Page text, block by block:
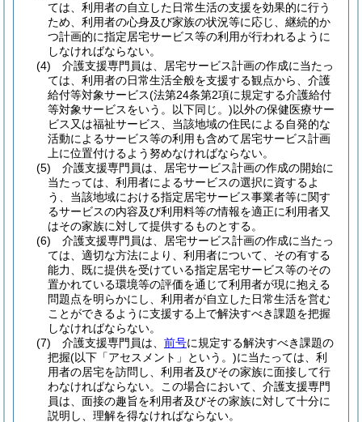
ては、利用者の自立した日常生活の支援を効果的に行う
ため、利用者の心身及び家族の状況等に応じ、継続的か
つ計画的に指定居宅サービス等の利用が行われるように
しなければならない。
(4)
介護支援専門員は、居宅サービス計画の作成に当たっ
ては、利用者の日常生活全般を支援する観点から、介護
給付等対象サービス(法第24条第2項に規定する介護給付
等対象サービスをいう。以下同じ。)以外の保健医療サー
ビス又は福祉サービス、当該地域の住民による自発的な
活動によるサービス等の利用も含めて居宅サービス計画
上に位置付けるよう努めなければならない。
(5)
介護支援専門員は、居宅サービス計画の作成の開始に
当たっては、利用者によるサービスの選択に資するよ
う、当該地域における指定居宅サービス事業者等に関す
るサービスの内容及び利用料等の情報を適正に利用者又
はその家族に対して提供するものとする。
(6)
介護支援専門員は、居宅サービス計画の作成に当たっ
ては、適切な方法により、利用者について、その有する
能力、既に提供を受けている指定居宅サービス等のその
置かれている環境等の評価を通じて利用者が現に抱える
問題点を明らかにし、利用者が自立した日常生活を営む
ことができるように支援する上で解決すべき課題を把握
しなければならない。
(7)
介護支援専門員は、 前号に規定する解決すべき課題の
把握(以下「アセスメント」という。)に当たっては、利
用者の居宅を訪問し、利用者及びその家族に面接して行
わなければならない。
この場合において、介護支援専門
員は、面接の趣旨を利用者及びその家族に対して十分に
説明し、理解を得なければならない。